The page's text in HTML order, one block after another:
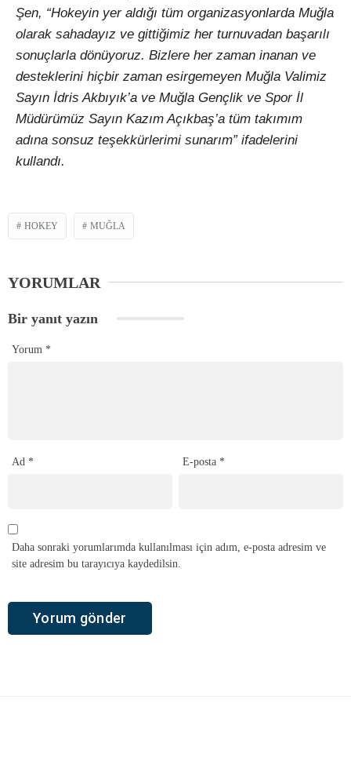
Şen, “Hokeyin yer aldığı tüm organizasyonlarda Muğla
olarak sahadayız ve gittiğimiz her turnuvadan başarılı
sonuçlarla dönüyoruz. Bizlere her zaman inanan ve
desteklerini hiçbir zaman esirgemeyen Muğla Valimiz
Sayın İdris Akbıyık’a ve Muğla Gençlik ve Spor İl
Müdürümüz Sayın Kazım Açıkbaş’a tüm takımım
adına sonsuz teşekkürlerimi sunarım” ifadelerini
kullandı.
HOKEY MUĞLA
YORUMLAR
Bir yanıt yazın
Yorum *
Ad * E-posta *
Daha sonraki yorumlarımda kullanılması için adım, e-posta adresim ve
site adresim bu tarayıcıya kaydedilsin.